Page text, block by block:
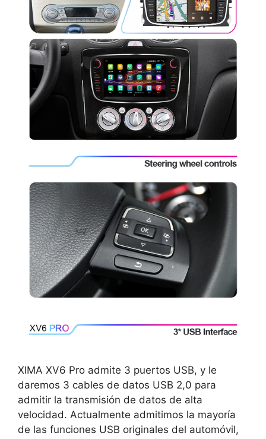
XIMA XV6 Pro admite 3 puertos USB, y le
daremos 3 cables de datos USB 2,0 para
admitir la transmisión de datos de alta
velocidad. Actualmente admitimos la mayoría
de las funciones USB originales del automóvil,